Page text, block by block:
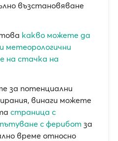
възстановяване
какво можете да
метеорологични
на стачка на
за потенциални
винаги можете
страница с
с ферибот за
време относно